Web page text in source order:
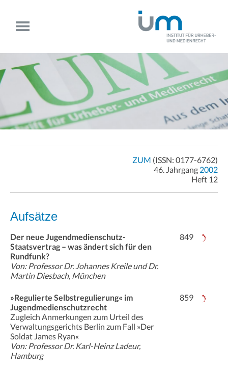
ZUM (ISSN: 0177-6762)
46. Jahrgang 2002
Heft 12
Aufsätze
Der neue Jugendmedienschutz-
Staatsvertrag – was ändert sich für den
Rundfunk?
Von: Professor Dr. Johannes Kreile und Dr.
Martin Diesbach, München
849
»Regulierte Selbstregulierung« im
Jugendmedienschutzrecht
Zugleich Anmerkungen zum Urteil des
Verwaltungsgerichts Berlin zum Fall »Der
Soldat James Ryan«
Von: Professor Dr. Karl-Heinz Ladeur,
Hamburg
859